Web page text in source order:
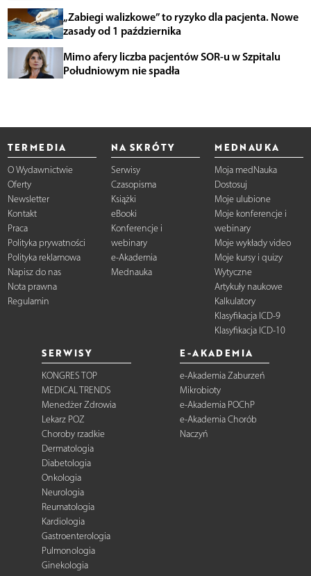
„Zabiegi walizkowe” to ryzyko dla pacjenta. Nowe
zasady od 1 października
Mimo afery liczba pacjentów SOR-u w Szpitalu
Południowym nie spadła
TERMEDIA
O Wydawnictwie
Oferty
Newsletter
Kontakt
Praca
Polityka prywatności
Polityka reklamowa
Napisz do nas
Nota prawna
Regulamin
NA SKRÓTY
Serwisy
Czasopisma
Książki
eBooki
Konferencje i
webinary
e-Akademia
Mednauka
MEDNAUKA
Moja medNauka
Dostosuj
Moje ulubione
Moje konferencje i
webinary
Moje wykłady video
Moje kursy i quizy
Wytyczne
Artykuły naukowe
Kalkulatory
Klasyfikacja ICD-9
Klasyfikacja ICD-10
SERWISY
KONGRES TOP
MEDICAL TRENDS
Menedżer Zdrowia
Lekarz POZ
Choroby rzadkie
Dermatologia
Diabetologia
Onkologia
Neurologia
Reumatologia
Kardiologia
Gastroenterologia
Pulmonologia
Ginekologia
E-AKADEMIA
e-Akademia Zaburzeń
Mikrobioty
e-Akademia POChP
e-Akademia Chorób
Naczyń